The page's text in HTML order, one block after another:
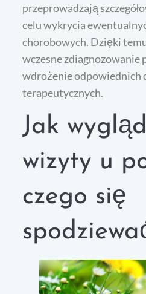
przeprowadzają
celu wykrycia
chorobowych. Dzięki
wczesne zdiagnozowanie
wdrożenie odpowiednich
terapeutycznych.
Jak
wizyty u
czego się